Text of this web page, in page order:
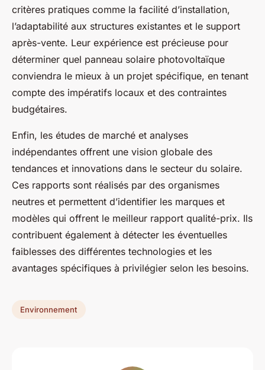
critères pratiques comme la facilité d’installation,
l’adaptabilité aux structures existantes et le support
après-vente. Leur expérience est précieuse pour
déterminer quel panneau solaire photovoltaïque
conviendra le mieux à un projet spécifique, en tenant
compte des impératifs locaux et des contraintes
budgétaires.
Enfin, les études de marché et analyses
indépendantes offrent une vision globale des
tendances et innovations dans le secteur du solaire.
Ces rapports sont réalisés par des organismes
neutres et permettent d’identifier les marques et
modèles qui offrent le meilleur rapport qualité-prix. Ils
contribuent également à détecter les éventuelles
faiblesses des différentes technologies et les
avantages spécifiques à privilégier selon les besoins.
Environnement